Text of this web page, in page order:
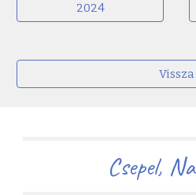
2024
Vissza
Csepel,